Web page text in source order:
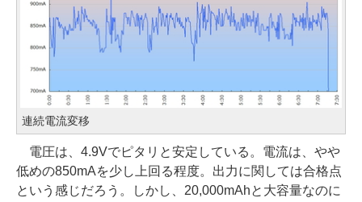
連続電流変移
電圧は、4.9Vでピタリと安定している。電流は、やや
低めの850mAを少し上回る程度。出力に関しては合格点
という感じだろう。しかし、20,000mAhと大容量なのに